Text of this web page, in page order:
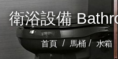
衛浴設備
首頁 馬桶 水箱